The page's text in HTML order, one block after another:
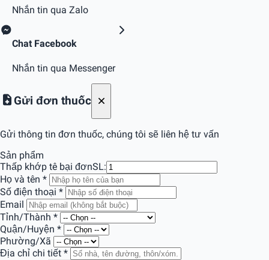
Nhắn tin qua Zalo
Chat Facebook
Nhắn tin qua Messenger
Gửi đơn thuốc
Gửi thông tin đơn thuốc, chúng tôi sẽ liên hệ tư vấn
Sản phẩm
Thấp khớp tê bại đơnSL:
Họ và tên *
Số điện thoại *
Email
Tỉnh/Thành *
Quận/Huyện *
Phường/Xã
Địa chỉ chi tiết *